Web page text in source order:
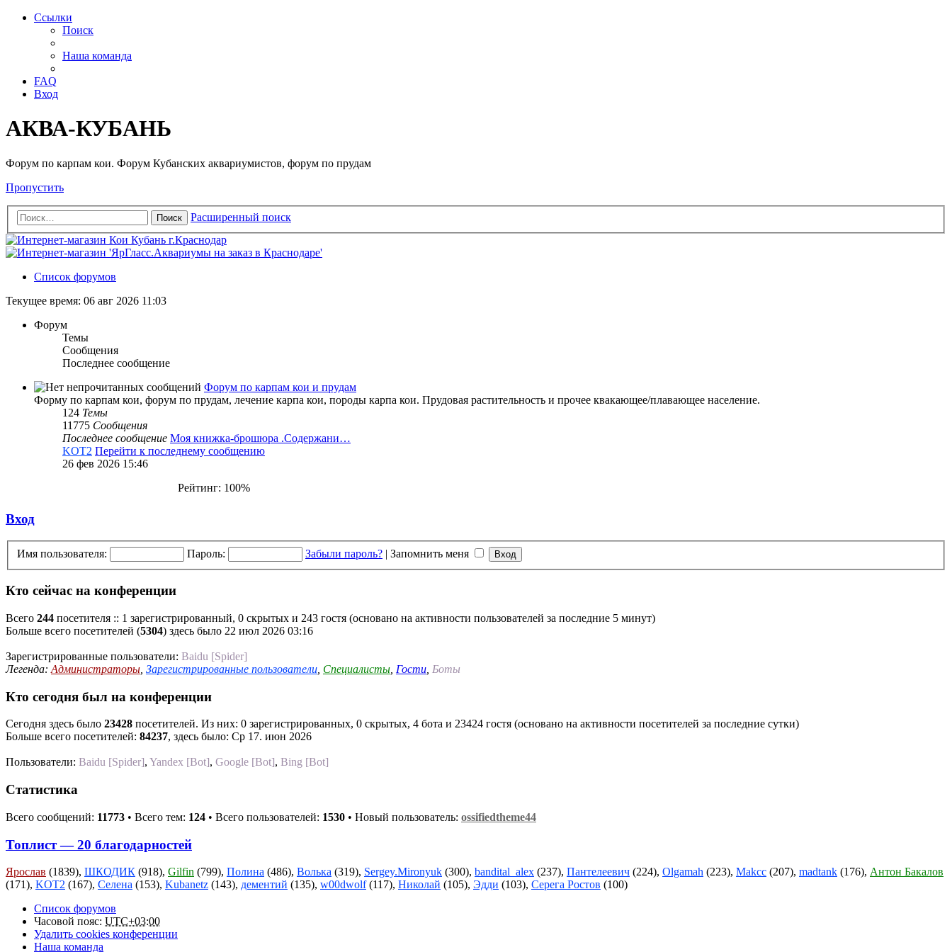
Ссылки
Поиск
Наша команда
FAQ
Вход
АКВА-КУБАНЬ
Форум по карпам кои. Форум Кубанских аквариумистов, форум по прудам
Пропустить
Поиск Расширенный поиск
Список форумов
Текущее время: 06 авг 2026 11:03
Форум
Темы
Сообщения
Последнее сообщение
Форум по карпам кои и прудам
Форму по карпам кои, форум по прудам, лечение карпа кои, породы карпа кои. Прудовая растительность и прочее квакающее/плавающее население.
124 Темы
11775 Сообщения
Последнее сообщение Моя книжка-брошюра .Содержани…
KOT2 Перейти к последнему сообщению
26 фев 2026 15:46
Рейтинг: 100%
Вход
Имя пользователя: Пароль: Забыли пароль? | Запомнить меня
Кто сейчас на конференции
Всего 244 посетителя :: 1 зарегистрированный, 0 скрытых и 243 гостя (основано на активности пользователей за последние 5 минут)
Больше всего посетителей (5304) здесь было 22 июл 2026 03:16
Зарегистрированные пользователи: Baidu [Spider]
Легенда: Администраторы Зарегистрированные пользователи Специалисты Гости Боты
Кто сегодня был на конференции
Сегодня здесь было 23428 посетителей. Из них: 0 зарегистрированных, 0 скрытых, 4 бота и 23424 гостя (основано на активности посетителей за последние сутки)
Больше всего посетителей: 84237, здесь было: Ср 17. июн 2026
Пользователи: Baidu [Spider], Yandex [Bot], Google [Bot], Bing [Bot]
Статистика
Всего сообщений: 11773 • Всего тем: 124 • Всего пользователей: 1530 • Новый пользователь: ossifiedtheme44
Топлист — 20 благодарностей
Ярослав (1839), ШКОДИК (918), Gilfin (799), Полина (486), Волька (319), Sergey.Mironyuk (300), bandital_alex (237), Пантелеевич (224), Olgamah (223), Makcc (207), madtank (176), Антон Бакалов
(171), KOT2 (167), Селена (153), Kubanetz (143), дементий (135), w00dwolf(117), Николай (105), Эдди (103), Серега Ростов (100)
Список форумов
Часовой пояс: UTC+03:00
Удалить cookies конференции
Наша команда